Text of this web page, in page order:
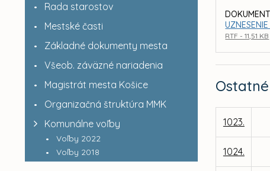
Rada starostov
Mestské časti
Základné dokumenty mesta
Všeob. záväzné nariadenia
Magistrát mesta Košice
Organizačná štruktúra MMK
Komunálne voľby
Voľby 2022
Voľby 2018
UZNESENIE
RTF - 11,51 KB
Ostatné
1023.
1024.